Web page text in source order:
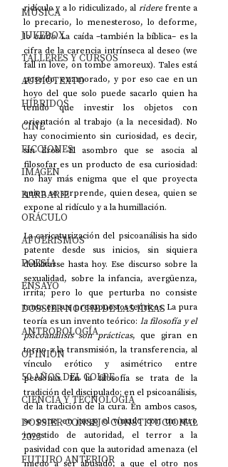
MÚSICA
JUKEBOX
TALLERES Y CURSOS
AUDIOTEXTO
HÍBRIDOS
CINE
FICCIONES
IMAGEN
BARBARIE
ORÁCULO
AFUERISMOS
POESÍA
ENSAYO
DOSSIER NOCHE DE LAS IDEAS
ANTROPOLOGÍA
OPINIÓN
50 AÑOS DEL GOLPE
CIENCIA Y TECNOLOGÍA
DOSSIER CONSEJO CONSTITUCIONAL
2023
FUTURO ANTERIOR
ridículo y a lo ridiculizado, al ridere frente a
lo precario, lo menesteroso, lo deforme,
lo caído. La caída –también la bíblica– es la
cifra de la carencia intrínseca al deseo (we
fall in love, on tombe amoreux). Tales está
poseído, enamorado, y por eso cae en un
hoyo del que solo puede sacarlo quien ha
tenido que investir los objetos con
orientación al trabajo (a la necesidad). No
hay conocimiento sin curiosidad, es decir,
sin Eros. El asombro que se asocia al
filosofar es un producto de esa curiosidad:
no hay más enigma que el que proyecta
quien se sorprende, quien desea, quien se
expone al ridículo y a la humillación.
La caricaturización del psicoanálisis ha sido
patente desde sus inicios, sin siquiera
debilitarse hasta hoy. Ese discurso sobre la
sexualidad, sobre la infancia, avergüenza,
irrita; pero lo que perturba no consiste
tanto en sus presupuestos teóricos. La pura
teoría es un invento teórico: la filosofía y el
psicoanálisis son prácticas, que giran en
torno a la transmisión, la transferencia, al
vínculo erótico y asimétrico entre
personas. En la filosofía se trata de la
tradición del discipulado; en el psicoanálisis,
de la tradición de la cura. En ambos casos,
se pone en juego el vínculo con un otro
investido de autoridad, el terror a la
pasividad con que la autoridad amenaza (el